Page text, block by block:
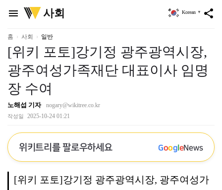
menu
위
키
리
사회 share
Korean ▼
홈 사회 일반
[위키 포토]강기정 광주광역시장,
광주여성가족재단 대표이사 임명
장 수여
노해섭 기자 nogary@wikitree.co.kr
작성일 2025-10-24 01:21
위키트리를 팔로우하세요 GoogleNews
[위키 포토]강기정 광주광역시장, 광주여성가